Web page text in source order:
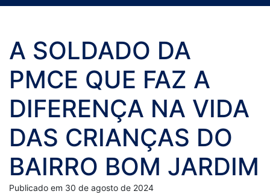
A SOLDADO DA
PMCE QUE FAZ A
DIFERENÇA NA VIDA
DAS CRIANÇAS DO
BAIRRO BOM JARDIM
Publicado em 30 de agosto de 2024